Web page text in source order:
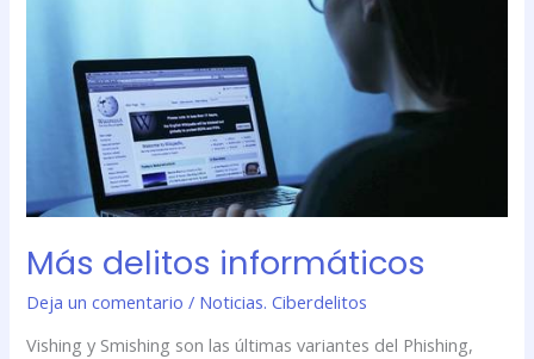
Más delitos informáticos
Deja un comentario / Noticias. Ciberdelitos
Vishing y Smishing son las últimas variantes del Phishing,